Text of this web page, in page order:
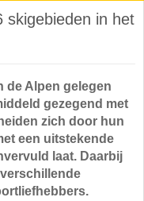
skigebieden in het
de Alpen gelegen
gezegend met
zich door hun
een uitstekende
laat. Daarbij